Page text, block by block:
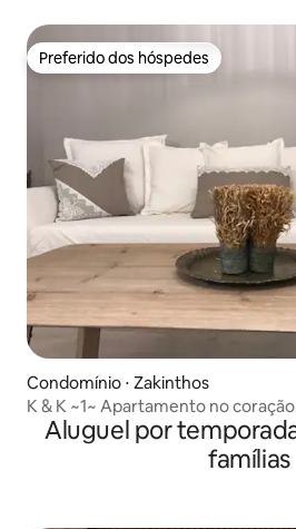
Preferido dos hóspedes
Preferido dos hóspedes
Condomínio ⋅ Zakinthos
K & K ~1~ Apartamento no
Aluguel por
famílias